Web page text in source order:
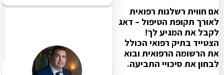
אם חווית רשלנות רפואית
לאורך תקופת הטיפול – דאג
לקבל את המגיע לך!
הצטייד בתיק רפואי הכולל
את הרשומה הרפואית ובוא
לבחון את סיכויי התביעה.